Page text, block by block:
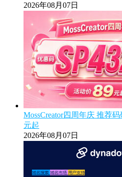
2026年08月07日
MossCreator四周年庆 推荐
元起
2026年08月07日